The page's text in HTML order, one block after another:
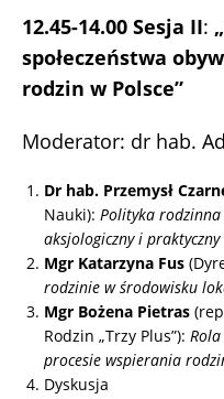
12.45-14.00 Sesja II:
społeczeństwa
rodzin w Polsce”
Moderator: dr hab.
Dr hab. Przemysł
Nauki): Polityka rodzinna
aksjologiczny i praktyczny
Mgr Katarzyna Fus
rodzinie w środowisku
Mgr Bożena Pietras
Rodzin „Trzy Plus”):
procesie wspierania
Dyskusja